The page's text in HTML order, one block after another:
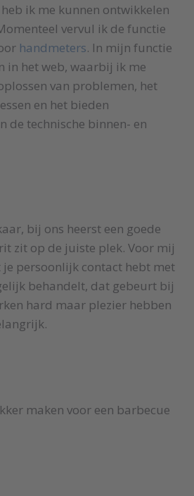
ik me kunnen ontwikkelen
vervul ik de functie
handmeters. In mijn functie
in het web, waarbij ik me
van problemen, het
en het bieden
de technische binnen- en
bij ons heerst een goede
zit op de juiste plek. Voor mij
persoonlijk contact hebt met
behandelt, dat gebeurt bij
hard maar plezier hebben
maken voor een barbecue